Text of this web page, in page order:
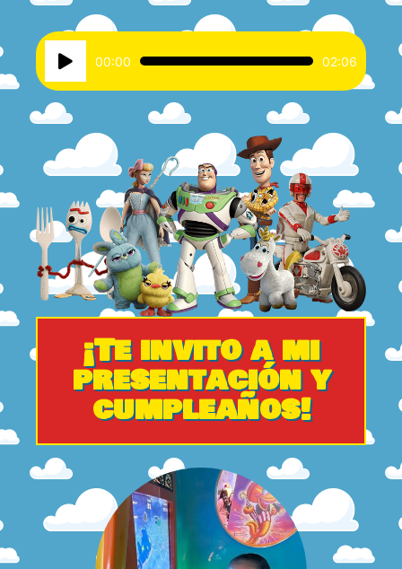
Reproductor
de
audio
00:00 02:06
¡Te invito a mi
presentación y
cumpleaños!